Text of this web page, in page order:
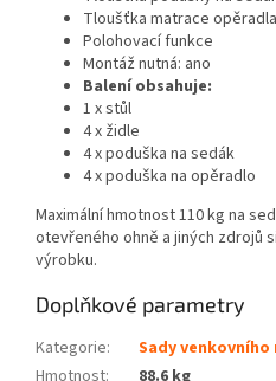
Tloušťka matrace
Polohovací funkce
Montáž nutná: ano
Balení obsahuje:
1 x stůl
4 x židle
4 x poduška na sedák
4 x poduška na opěradlo
Maximální hmotnost 110 kg na
otevřeného ohně a jiných zdrojů
výrobku.
Doplňkové parametry
Kategorie:
Sady